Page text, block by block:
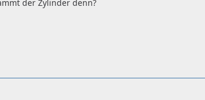
der Zylinder denn?